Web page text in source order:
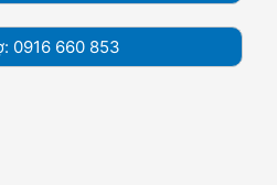
0916 660 853